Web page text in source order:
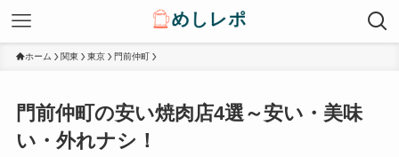
ホーム 関東 東京 門前仲町
門前仲町の安い焼肉店4選～安い・美味
い・外れナシ！